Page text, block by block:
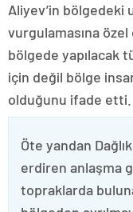
Aliyev’in bölgedeki
vurgulamasına
bölgede yapılacak
için değil bölge
olduğunu ifade etti.
Öte yandan
erdiren anlaşma
topraklarda